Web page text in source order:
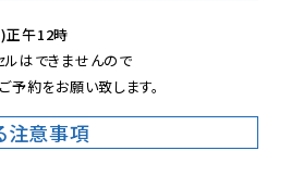
正午12時
はできませんので
予約をお願い致します。
注意事項